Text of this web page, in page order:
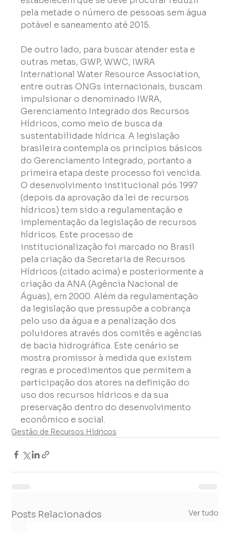
pela metade o número de pessoas sem água
potável e saneamento até 2015.
De outro lado, para buscar atender esta e
outras metas, GWP, WWC, IWRA
International Water Resource Association,
entre outras ONGs internacionais, buscam
impulsionar o denominado IWRA,
Gerenciamento Integrado dos Recursos
Hídricos, como meio de busca da
sustentabilidade hídrica. A legislação
brasileira contempla os princípios básicos
do Gerenciamento Integrado, portanto a
primeira etapa deste processo foi vencida.
O desenvolvimento institucional pós 1997
(depois da aprovação da lei de recursos
hídricos) tem sido a regulamentação e
implementação da legislação de recursos
hídricos. Este processo de
institucionalização foi marcado no Brasil
pela criação da Secretaria de Recursos
Hídricos (citado acima) e posteriormente a
criação da ANA (Agência Nacional de
Águas), em 2000. Além da regulamentação
da legislação que pressupõe a cobrança
pelo uso da água e a penalização dos
poluidores através dos comitês e agências
de bacia hidrográfica. Este cenário se
mostra promissor à medida que existem
regras e procedimentos que permitem a
participação dos atores na definição do
uso dos recursos hídricos e da sua
preservação dentro do desenvolvimento
econômico e social.
Gestão de Recursos Hídricos
Posts Relacionados Ver tudo